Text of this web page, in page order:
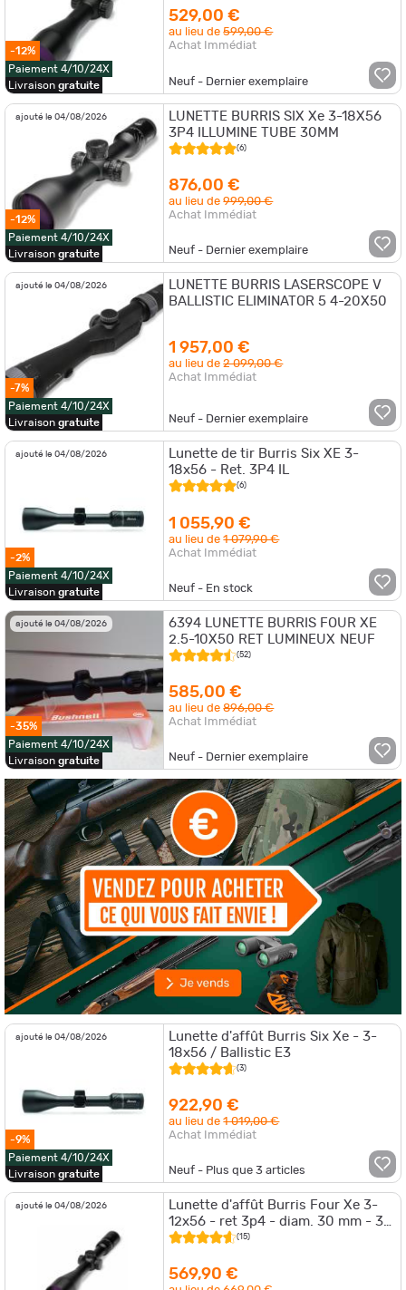
-12%
Paiement 4/10/24X
Livraison gratuite
529,00 €
au lieu de599,00 €
Achat Immédiat
Neuf - Dernier exemplaire
ajouté le 04/08/2026
-12%
Paiement 4/10/24X
Livraison gratuite
LUNETTE BURRIS SIX Xe 3-18X56
3P4 ILLUMINE TUBE 30MM
(6)
876,00 €
au lieu de999,00 €
Achat Immédiat
Neuf - Dernier exemplaire
ajouté le 04/08/2026
-7%
Paiement 4/10/24X
Livraison gratuite
LUNETTE BURRIS LASERSCOPE V
BALLISTIC ELIMINATOR 5 4-20X50
1 957,00 €
au lieu de2 099,00 €
Achat Immédiat
Neuf - Dernier exemplaire
ajouté le 04/08/2026
-2%
Paiement 4/10/24X
Livraison gratuite
Lunette de tir Burris Six XE 3-
18x56 - Ret. 3P4 IL
(6)
1 055,90 €
au lieu de1 079,90 €
Achat Immédiat
Neuf - En stock
ajouté le 04/08/2026
-35%
Paiement 4/10/24X
Livraison gratuite
6394 LUNETTE BURRIS FOUR XE
2.5-10X50 RET LUMINEUX NEUF
(52)
585,00 €
au lieu de896,00 €
Achat Immédiat
Neuf - Dernier exemplaire
ajouté le 04/08/2026
-9%
Paiement 4/10/24X
Livraison gratuite
Lunette d'affût Burris Six Xe - 3-
18x56 / Ballistic E3
(3)
922,90 €
au lieu de1 019,00 €
Achat Immédiat
Neuf - Plus que3 articles
ajouté le 04/08/2026
Lunette d'affût Burris Four Xe 3-
12x56 - ret 3p4 - diam. 30 mm - 3-
12x56
(15)
569,90 €